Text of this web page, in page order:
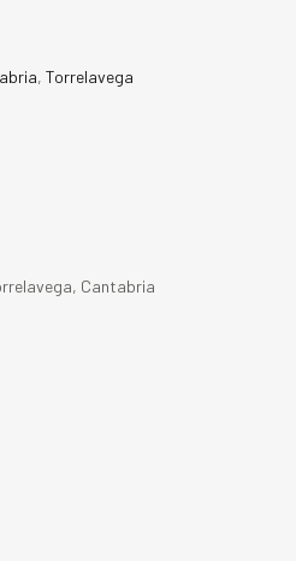
, Torrelavega
Cantabria